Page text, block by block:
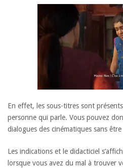
En effet, les sous-titres sont
personne qui parle. Vous pouvez
dialogues des cinématiques sans
Les indications et le didacticiel
lorsque vous avez du mal à trouver